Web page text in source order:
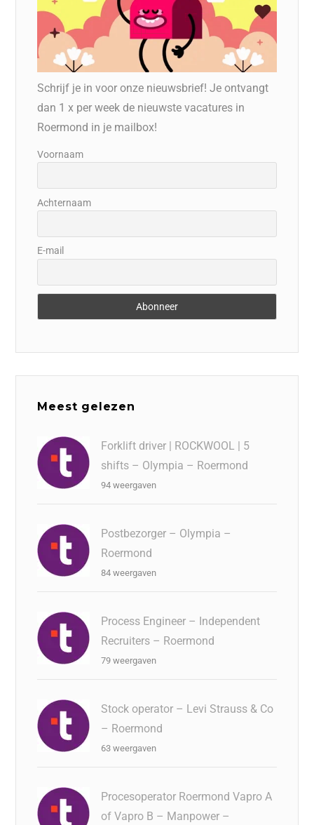
Schrijf je in voor onze nieuwsbrief! Je ontvangt
dan 1 x per week de nieuwste vacatures in
Roermond in je mailbox!
Voornaam
Achternaam
E-mail
Meest gelezen
Forklift driver | ROCKWOOL | 5
shifts – Olympia – Roermond
94 weergaven
Postbezorger – Olympia –
Roermond
84 weergaven
Process Engineer – Independent
Recruiters – Roermond
79 weergaven
Stock operator – Levi Strauss & Co
– Roermond
63 weergaven
Procesoperator Roermond Vapro A
of Vapro B – Manpower –